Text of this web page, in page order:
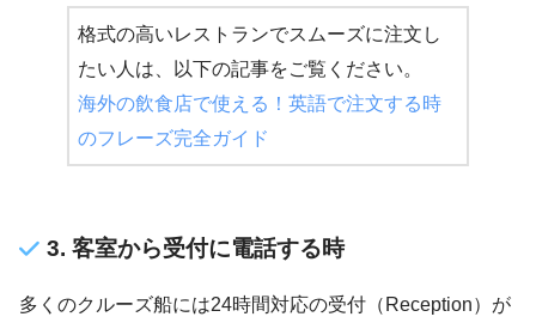
格式の高いレストランでスムーズに注文し
たい人は、以下の記事をご覧ください。
海外の飲食店で使える！英語で注文する時
のフレーズ完全ガイド
3. 客室から受付に電話する時
多くのクルーズ船には24時間対応の受付（Reception）が